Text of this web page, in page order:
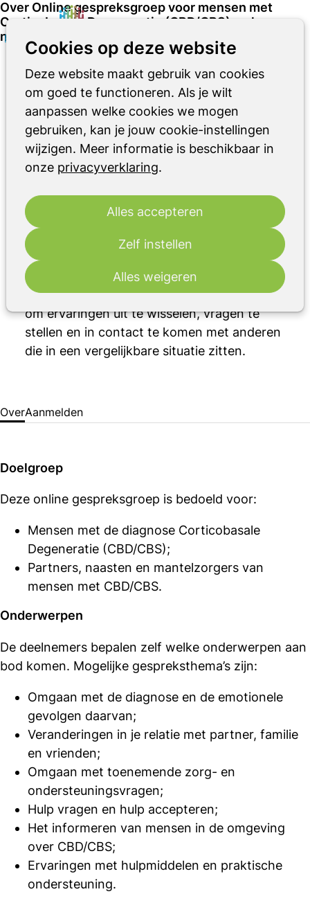
Cookies op deze website
Deze website maakt gebruik van cookies
om goed te functioneren. Als je wilt
aanpassen welke cookies we mogen
gebruiken, kan je jouw cookie-instellingen
wijzigen. Meer informatie is beschikbaar in
onze privacyverklaring.
Alles accepteren
Zelf instellen
Alles weigeren
Over Online gespreksgroep voor mensen met
Corticobasale Degeneratie (CBD/CBS) en hun
naasten
wo
24
jun
2026
14:00 - 15:15 Online
Online gespreksgroep voor mensen met
Corticobasale Degeneratie (CBD/CBS) en
Heb jij of je naaste de diagnose
Corticobasale Degeneratie (CBD/CBS)
gekregen? Dan verandert er vaak veel in het
dagelijks leven. Deze online gespreksgroep
biedt je een veilige en vertrouwde omgeving
om ervaringen uit te wisselen, vragen te
stellen en in contact te komen met anderen
die in een vergelijkbare situatie zitten.
OverAanmelden
Doelgroep
Deze online gespreksgroep is bedoeld voor:
Mensen met de diagnose Corticobasale
Degeneratie (CBD/CBS);
Partners, naasten en mantelzorgers van
mensen met CBD/CBS.
Onderwerpen
De deelnemers bepalen zelf welke onderwerpen aan
bod komen. Mogelijke gespreksthema’s zijn:
Omgaan met de diagnose en de emotionele
gevolgen daarvan;
Veranderingen in je relatie met partner, familie
en vrienden;
Omgaan met toenemende zorg- en
ondersteuningsvragen;
Hulp vragen en hulp accepteren;
Het informeren van mensen in de omgeving
over CBD/CBS;
Ervaringen met hulpmiddelen en praktische
ondersteuning.